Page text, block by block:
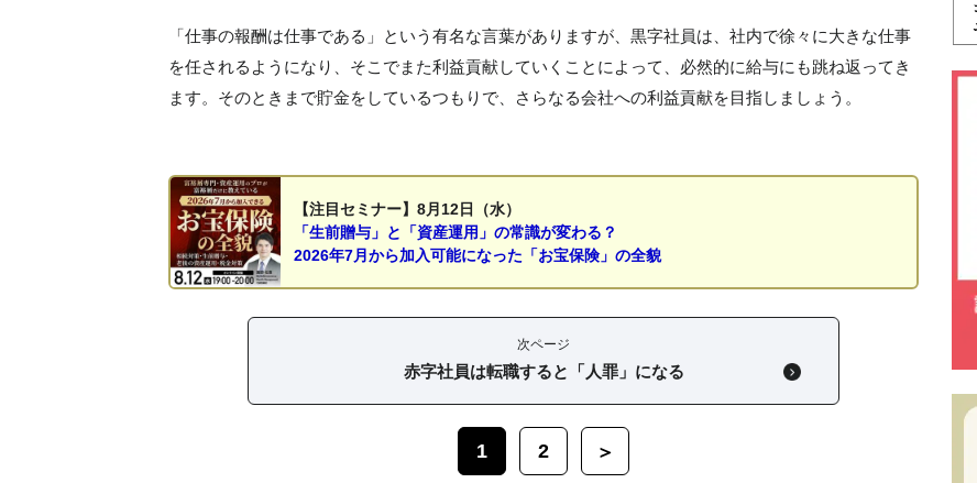
「仕事の報酬は仕事である」という有名な言葉がありますが、黒字社員は、社内で徐々に大きな仕事
を任されるようになり、そこでまた利益貢献していくことによって、必然的に給与にも跳ね返ってき
ます。そのときまで貯金をしているつもりで、さらなる会社への利益貢献を目指しましょう。
【注目セミナー】8月12日（水）
「生前贈与」と「資産運用」の常識が変わる？
2026年7月から加入可能になった「お宝保険」の全貌
次ページ
赤字社員は転職すると「人罪」になる
1 2 ＞